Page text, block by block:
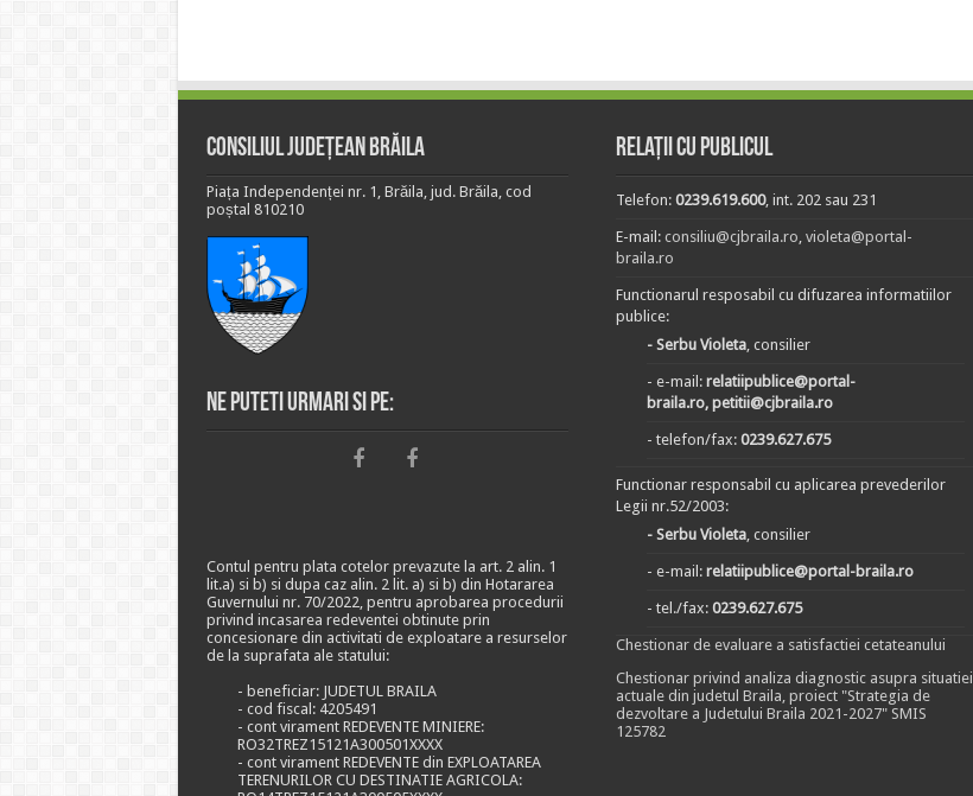
Consiliul Județean Brăila
Piața Independenței nr. 1, Brăila, jud. Brăila, cod
poștal 810210
Ne puteti urmari si pe:
Contul pentru plata cotelor prevazute la art. 2 alin. 1
lit.a) si b) si dupa caz alin. 2 lit. a) si b) din Hotararea
Guvernului nr. 70/2022, pentru aprobarea procedurii
privind incasarea redeventei obtinute prin
concesionare din activitati de exploatare a resurselor
de la suprafata ale statului:
- beneficiar: JUDETUL BRAILA
- cod fiscal: 4205491
- cont virament REDEVENTE MINIERE:
RO32TREZ15121A300501XXXX
- cont virament REDEVENTE din EXPLOATAREA
TERENURILOR CU DESTINATIE AGRICOLA:
Relații cu publicul
Telefon:0239.619.600, int. 202 sau 231
E-mail:consiliu@cjbraila.ro,violeta@portal-
braila.ro
Functionarul resposabil cu difuzarea informatiilor
publice:
- Serbu Violeta, consilier
- e-mail:relatiipublice@portal-
braila.ro, petitii@cjbraila.ro
- telefon/fax:0239.627.675
Functionar responsabil cu aplicarea prevederilor
Legii nr.52/2003:
- Serbu Violeta, consilier
- e-mail:relatiipublice@portal-braila.ro
- tel./fax:0239.627.675
Chestionar de evaluare a satisfactiei cetateanului
Chestionar privind analiza diagnostic asupra situatiei
actuale din judetul Braila, proiect "Strategia de
dezvoltare a Judetului Braila 2021-2027" SMIS
125782